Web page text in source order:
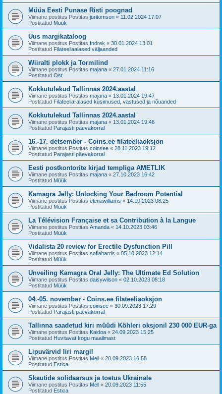
Müüa Eesti Punase Risti poognad
Viimane postitus Postitas jüritomson « 11.02.2024 17:07
Postitatud Müük
Uus margikataloog
Viimane postitus Postitas Indrek « 30.01.2024 13:01
Postitatud Filateeliaalased väljaanded
Wiiralti plokk ja Tormilind
Viimane postitus Postitas majana « 27.01.2024 11:16
Postitatud Ost
Kokkutulekud Tallinnas 2024.aastal
Viimane postitus Postitas majana « 13.01.2024 19:47
Postitatud Filateelia-alased küsimused, vastused ja nõuanded
Kokkutulekud Tallinnas 2024.aastal
Viimane postitus Postitas majana « 13.01.2024 19:46
Postitatud Parajasti päevakorral
16.-17. detsember - Coins.ee filateeliaoksjon
Viimane postitus Postitas coinsee « 28.11.2023 19:12
Postitatud Parajasti päevakorral
Eesti postkontorite kirjad templiga AMETLIK
Viimane postitus Postitas majana « 27.10.2023 16:42
Postitatud Müük
Kamagra Jelly: Unlocking Your Bedroom Potential
Viimane postitus Postitas elenawilliams « 14.10.2023 08:25
Postitatud Müük
La Télévision Française et sa Contribution à la Langue
Viimane postitus Postitas Amanda « 14.10.2023 03:46
Postitatud Müük
Vidalista 20 review for Erectile Dysfunction Pill
Viimane postitus Postitas sofiaharris « 05.10.2023 12:14
Postitatud Müük
Unveiling Kamagra Oral Jelly: The Ultimate Ed Solution
Viimane postitus Postitas daisywilson « 02.10.2023 08:18
Postitatud Müük
04.-05. november - Coins.ee filateeliaoksjon
Viimane postitus Postitas coinsee « 30.09.2023 17:29
Postitatud Parajasti päevakorral
Tallinna saadetud kiri müüdi Köhleri oksjonil 230 000 EUR-ga
Viimane postitus Postitas Kaidoa « 24.09.2023 15:25
Postitatud Huvitavat kogu maailmast
Lipuvärvid Iiri margil
Viimane postitus Postitas Mell « 20.09.2023 16:58
Postitatud Estica
Skautide solidaarsus ja toetus Ukrainale
Viimane postitus Postitas Mell « 20.09.2023 11:55
Postitatud Estica